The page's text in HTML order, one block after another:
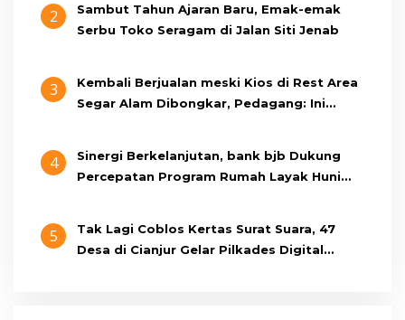
2
Sambut Tahun Ajaran Baru, Emak-emak
Serbu Toko Seragam di Jalan Siti Jenab
3
Kembali Berjualan meski Kios di Rest Area
Segar Alam Dibongkar, Pedagang: Ini
4
Sinergi Berkelanjutan, bank bjb Dukung
Percepatan Program Rumah Layak Huni
5
Tak Lagi Coblos Kertas Surat Suara, 47
Desa di Cianjur Gelar Pilkades Digital